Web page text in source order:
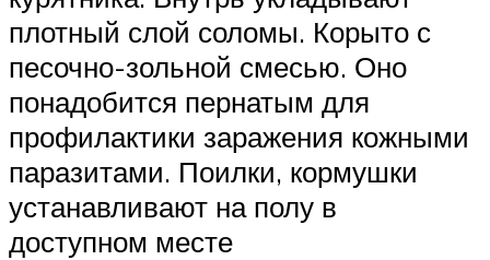
плотный слой соломы. Корыто с
песочно-зольной смесью. Оно
понадобится пернатым для
профилактики заражения кожными
паразитами. Поилки, кормушки
устанавливают на полу в
доступном месте